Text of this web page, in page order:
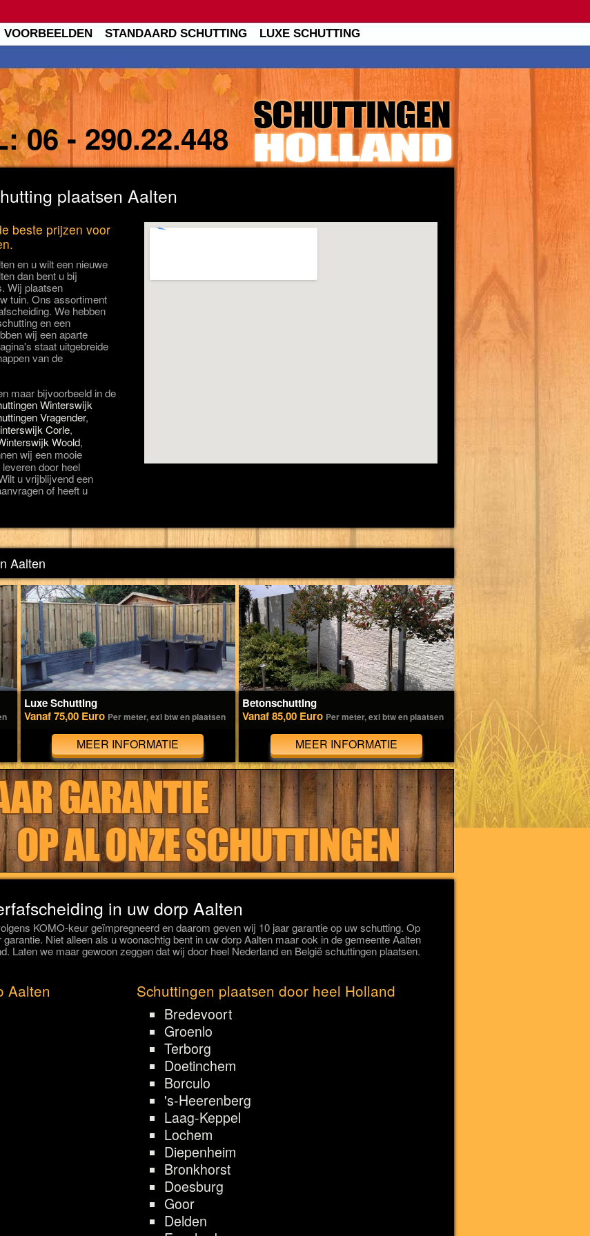
VOORBEELDEN STANDAARD SCHUTTING LUXE SCHUTTING
06 - 290.22.448
plaatsen Aalten
beste prijzen voor
en u wilt een nieuwe
dan bent u bij
Wij plaatsen
tuin. Ons assortiment
We hebben
en een
wij een aparte
staat uitgebreide
van de
maar bijvoorbeeld in de
Winterswijk
Vragender,
Corle,
Woold,
wij een mooie
door heel
u vrijblijvend een
of heeft u
Aalten
Luxe Schutting
Vanaf 75,00 Euro Per meter, exl btw en plaatsen
MEER INFORMATIE
Betonschutting
Vanaf 85,00 Euro Per meter, exl btw en plaatsen
MEER INFORMATIE
in uw dorp Aalten
KOMO-keur geïmpregneerd en daarom geven wij 10 jaar garantie op uw schutting. Op
Niet alleen als u woonachtig bent in uw dorp Aalten maar ook in de gemeente Aalten
Laten we maar gewoon zeggen dat wij door heel Nederland en België schuttingen plaatsen.
Aalten Schuttingen plaatsen door heel Holland
Bredevoort
Groenlo
Terborg
Doetinchem
Borculo
's-Heerenberg
Laag-Keppel
Lochem
Diepenheim
Bronkhorst
Doesburg
Goor
Delden